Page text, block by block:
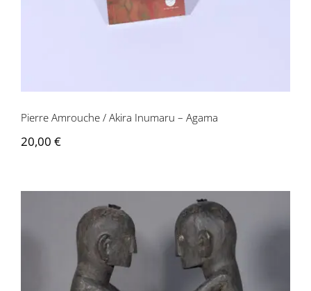
Pierre Amrouche / Akira Inumaru – Agama
20,00 €